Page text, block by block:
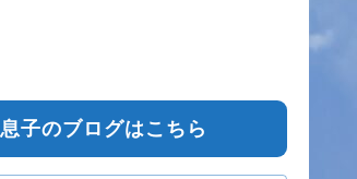
息子のブログはこちら